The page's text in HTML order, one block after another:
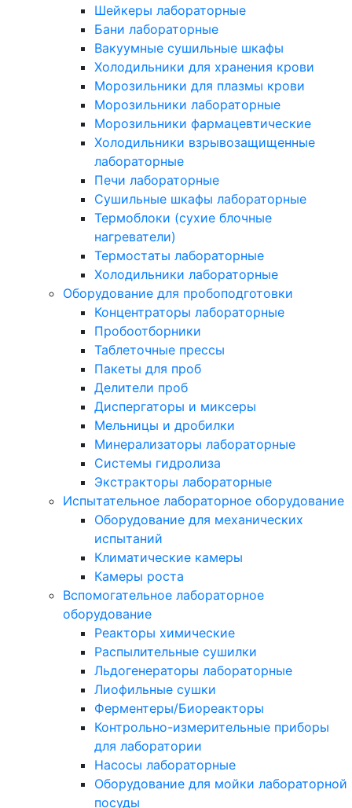
Шейкеры лабораторные
Бани лабораторные
Вакуумные сушильные шкафы
Холодильники для хранения крови
Морозильники для плазмы крови
Морозильники лабораторные
Морозильники фармацевтические
Холодильники взрывозащищенные
лабораторные
Печи лабораторные
Сушильные шкафы лабораторные
Термоблоки (сухие блочные
нагреватели)
Термостаты лабораторные
Холодильники лабораторные
Оборудование для пробоподготовки
Концентраторы лабораторные
Пробоотборники
Таблеточные прессы
Пакеты для проб
Делители проб
Диспергаторы и миксеры
Мельницы и дробилки
Минерализаторы лабораторные
Системы гидролиза
Экстракторы лабораторные
Испытательное лабораторное оборудование
Оборудование для механических
испытаний
Климатические камеры
Камеры роста
Вспомогательное лабораторное
оборудование
Реакторы химические
Распылительные сушилки
Льдогенераторы лабораторные
Лиофильные сушки
Ферментеры/Биореакторы
Контрольно-измерительные приборы
для лаборатории
Насосы лабораторные
Оборудование для мойки лабораторной
посуды